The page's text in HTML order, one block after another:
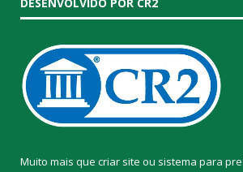
Muito mais que criar site ou sistema para